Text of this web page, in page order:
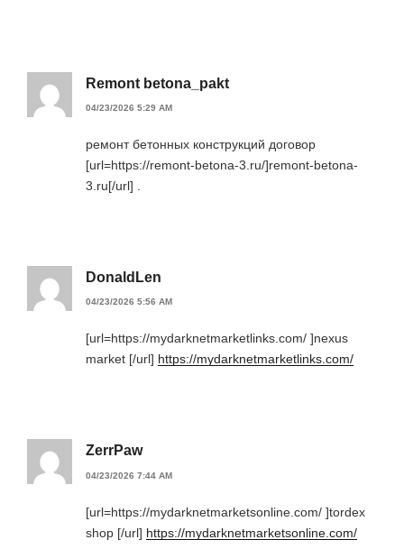
Remont betona_pakt
04/23/2026 5:29 AM
ремонт бетонных конструкций договор
[url=https://remont-betona-3.ru/]remont-betona-
3.ru[/url] .
DonaldLen
04/23/2026 5:56 AM
[url=https://mydarknetmarketlinks.com/ ]nexus
market [/url] https://mydarknetmarketlinks.com/
ZerrPaw
04/23/2026 7:44 AM
[url=https://mydarknetmarketsonline.com/ ]tordex
shop [/url] https://mydarknetmarketsonline.com/